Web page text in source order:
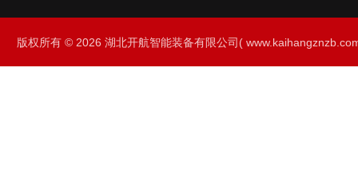
版权所有 © 2026 湖北开航智能装备有限公司(